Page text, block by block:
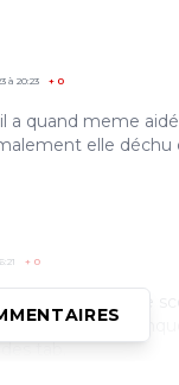
à 20:23 + 0
a quand meme
elle déchu
+ 0
pas de
tab.